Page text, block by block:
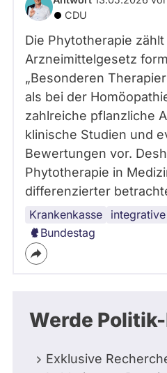
CDU
Die Phytotherapie
Arzneimittelgesetz
„Besonderen
als bei der
zahlreiche pflanzliche
klinische Studien und
Bewertungen vor.
Phytotherapie in
differenzierter
Krankenkasse
Bundestag
Werde
Exklusive